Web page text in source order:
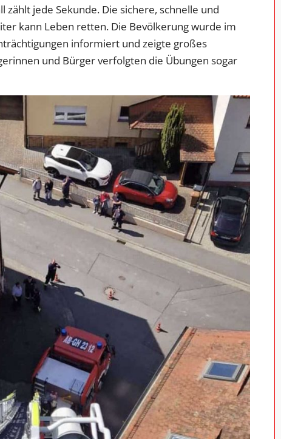
zählt jede Sekunde. Die sichere, schnelle und
kann Leben retten. Die Bevölkerung wurde im
informiert und zeigte großes
und Bürger verfolgten die Übungen sogar